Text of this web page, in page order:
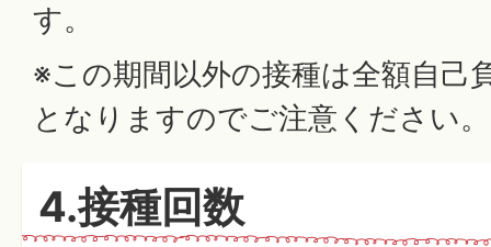
す。
※この期間以外の接種は全額自己
となりますのでご注意ください。
4.接種回数